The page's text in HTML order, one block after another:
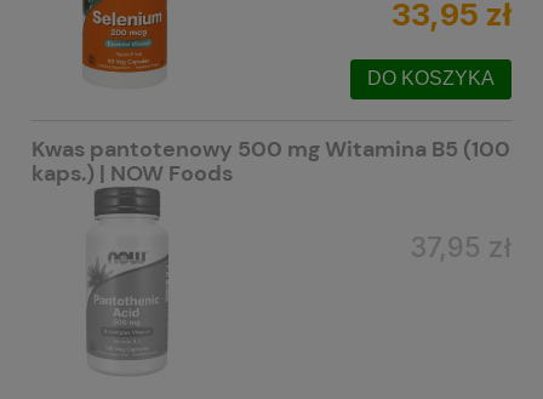
33,95 zł
DO KOSZYKA
Kwas pantotenowy 500 mg Witamina B5 (100
kaps.) | NOW Foods
37,95 zł